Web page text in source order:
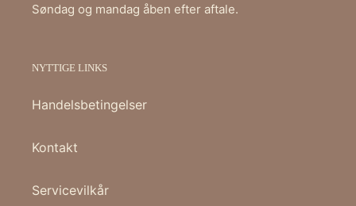
Søndag og mandag åben efter aftale.
NYTTIGE LINKS
Handelsbetingelser
Kontakt
Servicevilkår